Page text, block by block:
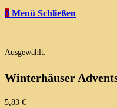
0 Menü Schließen
Ausgewählt:
Winterhäuser
5,83 €